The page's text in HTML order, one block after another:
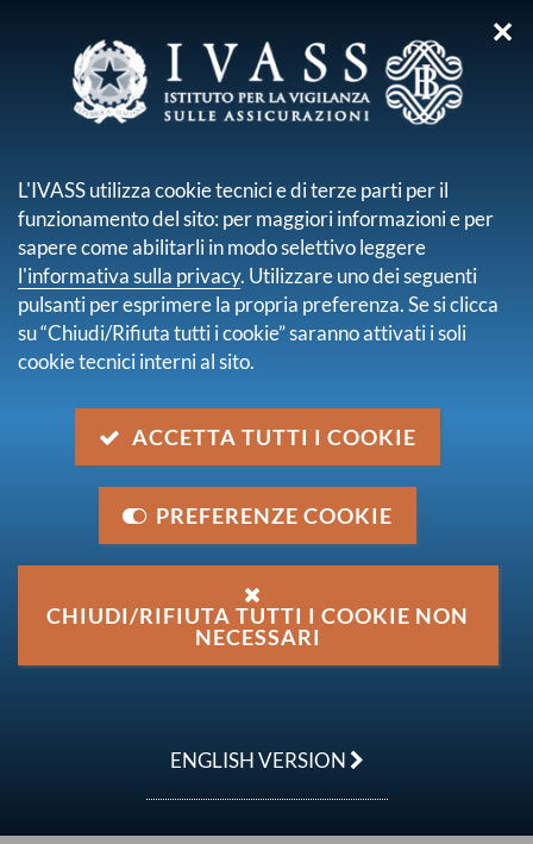
sei qui:
Risultati della ricerca
Trova contenuto
all'interno di
Reportistica sanzioni
dove
Nel titolo e nella descrizione
con data
2023
trovati3elementi.
pagina 1 di 1
Statistiche sulle sanzioni: dati annuali 2022
Statistiche sulle sanzioni: 2° semestre 2022
✕
L'IVASS utilizza cookie tecnici e di terze parti per il
funzionamento del sito: per maggiori informazioni e per
sapere come abilitarli in modo selettivo leggere
l'informativa sulla privacy. Utilizzare uno dei seguenti
pulsanti per esprimere la propria preferenza. Se si clicca
su “Chiudi/Rifiuta tutti i cookie” saranno attivati i soli
cookie tecnici interni al sito.
ACCETTA TUTTI I COOKIE
PREFERENZE COOKIE
CHIUDI/RIFIUTA TUTTI I COOKIE NON
NECESSARI
ENGLISH VERSION